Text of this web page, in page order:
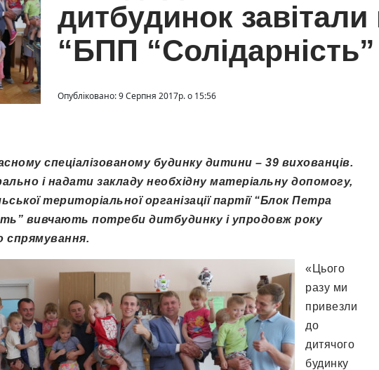
дитбудинок
“БПП “Солідарність”
Опубліковано: 9 Серпня 2017р. о 15:56
спеціалізованому будинку дитини – 39 вихованців.
і надати закладу необхідну матеріальну допомогу,
територіальної організації партії “Блок Петра
вивчають потреби дитбудинку і упродовж року
спрямування.
«Цього
разу ми
привезли
до
дитячого
будинку